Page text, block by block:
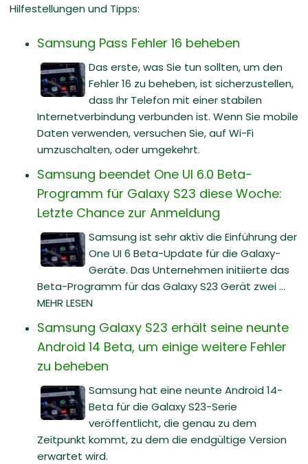
Hilfestellungen und Tipps:
Samsung Pass Fehler 16 beheben
Das erste, was Sie tun sollten, um den
Fehler 16 zu beheben, ist sicherzustellen,
dass Ihr Telefon mit einer stabilen
Internetverbindung verbunden ist. Wenn Sie mobile
Daten verwenden, versuchen Sie, auf Wi-Fi
umzuschalten, oder umgekehrt.
Samsung beendet One UI 6.0 Beta-
Programm für Galaxy S23 diese Woche:
Letzte Chance zur Anmeldung
Samsung ist sehr aktiv die Einführung der
One UI 6 Beta-Update für die Galaxy-
Geräte. Das Unternehmen initiierte das
Beta-Programm für das Galaxy S23 Gerät zwei ...
MEHR LESEN
Samsung Galaxy S23 erhält seine neunte
Android 14 Beta, um einige weitere Fehler
zu beheben
Samsung hat eine neunte Android 14-
Beta für die Galaxy S23-Serie
veröffentlicht, die genau zu dem
Zeitpunkt kommt, zu dem die endgültige Version
erwartet wird.